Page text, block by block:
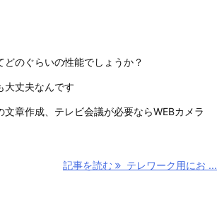
のぐらいの性能でしょうか？
大丈夫なんです
章作成、テレビ会議が必要ならWEBカメラ
記事を読む テレワーク用にお ...